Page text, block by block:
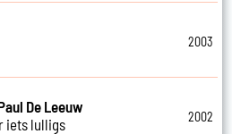
2003
De Leeuw
iets lulligs
2002